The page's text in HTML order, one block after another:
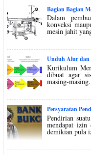
Bagian Bagian
Dalam
konveksi
mesin jahit
Unduh Alur dan
Kurikulum
dibuat agar
masing-
Persyaratan
Pendirian
mendapat
demikian pula